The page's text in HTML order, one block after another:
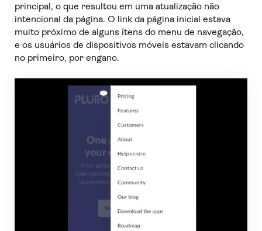
principal, o que resultou em uma atualização não
intencional da página. O link da página inicial estava
muito próximo de alguns ítens do menu de navegação,
e os usuários de dispositivos móveis estavam clicando
no primeiro, por engano.